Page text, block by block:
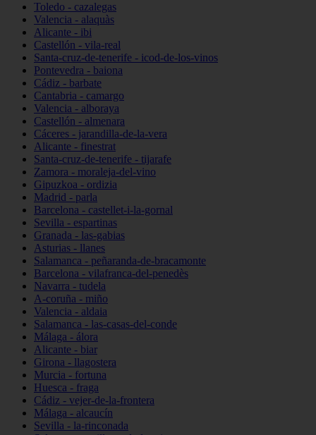
Toledo - cazalegas
Valencia - alaquàs
Alicante - ibi
Castellón - vila-real
Santa-cruz-de-tenerife - icod-de-los-vinos
Pontevedra - baiona
Cádiz - barbate
Cantabria - camargo
Valencia - alboraya
Castellón - almenara
Cáceres - jarandilla-de-la-vera
Alicante - finestrat
Santa-cruz-de-tenerife - tijarafe
Zamora - moraleja-del-vino
Gipuzkoa - ordizia
Madrid - parla
Barcelona - castellet-i-la-gornal
Sevilla - espartinas
Granada - las-gabias
Asturias - llanes
Salamanca - peñaranda-de-bracamonte
Barcelona - vilafranca-del-penedès
Navarra - tudela
A-coruña - miño
Valencia - aldaia
Salamanca - las-casas-del-conde
Málaga - álora
Alicante - biar
Girona - llagostera
Murcia - fortuna
Huesca - fraga
Cádiz - vejer-de-la-frontera
Málaga - alcaucín
Sevilla - la-rinconada